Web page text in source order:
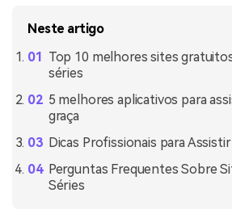
Neste artigo
Top 10 melhores sites
séries
5 melhores aplicativos para
graça
Dicas Profissionais para
Perguntas Frequentes Sobre
Séries